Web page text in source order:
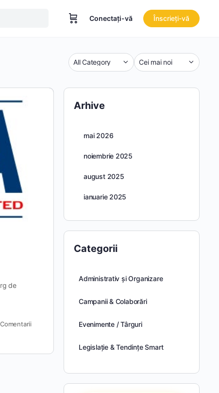
Conectați-vă Înscrieți-vă
Categorie
Sort
de
Comentarii
Arhive
mai 2026
noiembrie 2025
august 2025
ianuarie 2025
Categorii
Administrativ și Organizare
Campanii & Colaborări
Evenimente / Târguri
Legislație & Tendințe Smart